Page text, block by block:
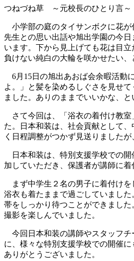
つねづね草 ～元校長のひとり言～
小学部の庭のタイサンボクに花が
先生との思い出話や旭出学園の今
います。下から見上げても花は目
負けない純白の大輪を咲かせたい
6月15日の旭出あおば会余暇活動
よ。」と髪を染めるしぐさを見せ
ました。ありのままでいいかな、
さて今回は、「浴衣の着付け教室
た。日本和装は、社会貢献として
く日程調整がつかず見送りました
日本和装は、特別支援学校での開
加していただき、保護者が講師に
まず中学生２名の男子に着付けを
浴衣も着たままで過ごしていまし
帯をしっかり待つことができまし
撮影を楽しんでいました。
今回日本和装の講師やスタッフチ
に、様々な特別支援学校での開催
ありがとうございました。